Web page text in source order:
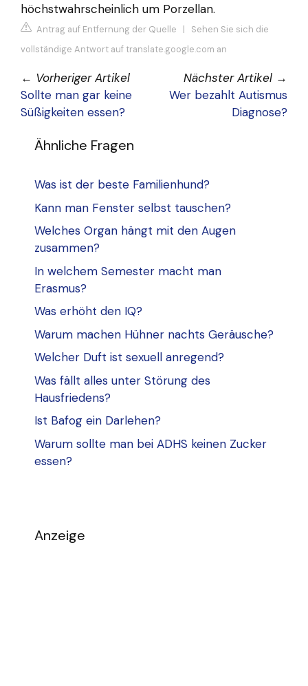
höchstwahrscheinlich um Porzellan.
Antrag auf Entfernung der Quelle | Sehen Sie sich die
vollständige Antwort auf translate.google.com an
← Vorheriger Artikel
Sollte man gar keine
Süßigkeiten essen?
Nächster Artikel →
Wer bezahlt Autismus
Diagnose?
Ähnliche Fragen
Was ist der beste Familienhund?
Kann man Fenster selbst tauschen?
Welches Organ hängt mit den Augen
zusammen?
In welchem Semester macht man
Erasmus?
Was erhöht den IQ?
Warum machen Hühner nachts Geräusche?
Welcher Duft ist sexuell anregend?
Was fällt alles unter Störung des
Hausfriedens?
Ist Bafog ein Darlehen?
Warum sollte man bei ADHS keinen Zucker
essen?
Anzeige